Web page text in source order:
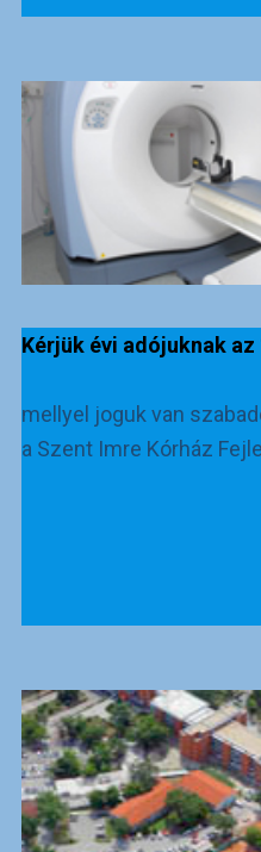
Kérjük évi adójuknak az
mellyel joguk van
a Szent Imre Kórház